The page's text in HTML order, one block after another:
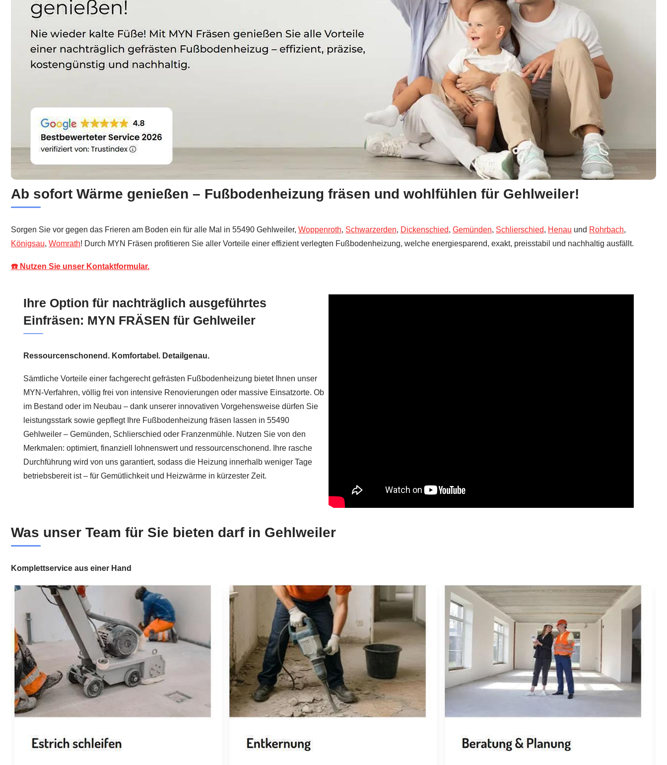
Ab sofort Wärme genießen – Fußbodenheizung fräsen und wohlfühlen für Gehlweiler!
Sorgen Sie vor gegen das Frieren am Boden ein für alle Mal in 55490 Gehlweiler, Woppenroth, Schwarzerden, Dickenschied, Gemünden, Schlierschied, Henau und Rohrbach,
Königsau, Womrath! Durch MYN Fräsen profitieren Sie aller Vorteile einer effizient verlegten Fußbodenheizung, welche energiesparend, exakt, preisstabil und nachhaltig ausfällt.
☎️ Nutzen Sie unser Kontaktformular.
Ihre Option für nachträglich ausgeführtes
Einfräsen: MYN FRÄSEN für Gehlweiler
Ressourcenschonend. Komfortabel. Detailgenau.
Sämtliche Vorteile einer fachgerecht gefrästen Fußbodenheizung bietet Ihnen unser
MYN-Verfahren, völlig frei von intensive Renovierungen oder massive Einsatzorte. Ob
im Bestand oder im Neubau – dank unserer innovativen Vorgehensweise dürfen Sie
leistungsstark sowie gepflegt Ihre Fußbodenheizung fräsen lassen in 55490
Gehlweiler – Gemünden, Schlierschied oder Franzenmühle. Nutzen Sie von den
Merkmalen: optimiert, finanziell lohnenswert und ressourcenschonend. Ihre rasche
Durchführung wird von uns garantiert, sodass die Heizung innerhalb weniger Tage
betriebsbereit ist – für Gemütlichkeit und Heizwärme in kürzester Zeit.
Was unser Team für Sie bieten darf in Gehlweiler
Komplettservice aus einer Hand